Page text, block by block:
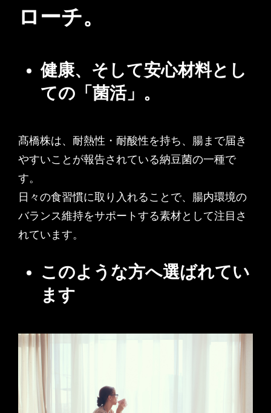
ローチ。
健康、そして安心材料とし
ての「菌活」。
髙橋株は、耐熱性・耐酸性を持ち、腸まで届き
やすいことが報告されている納豆菌の一種で
す。
日々の食習慣に取り入れることで、腸内環境の
バランス維持をサポートする素材として注目さ
れています。
このような方へ選ばれてい
ます